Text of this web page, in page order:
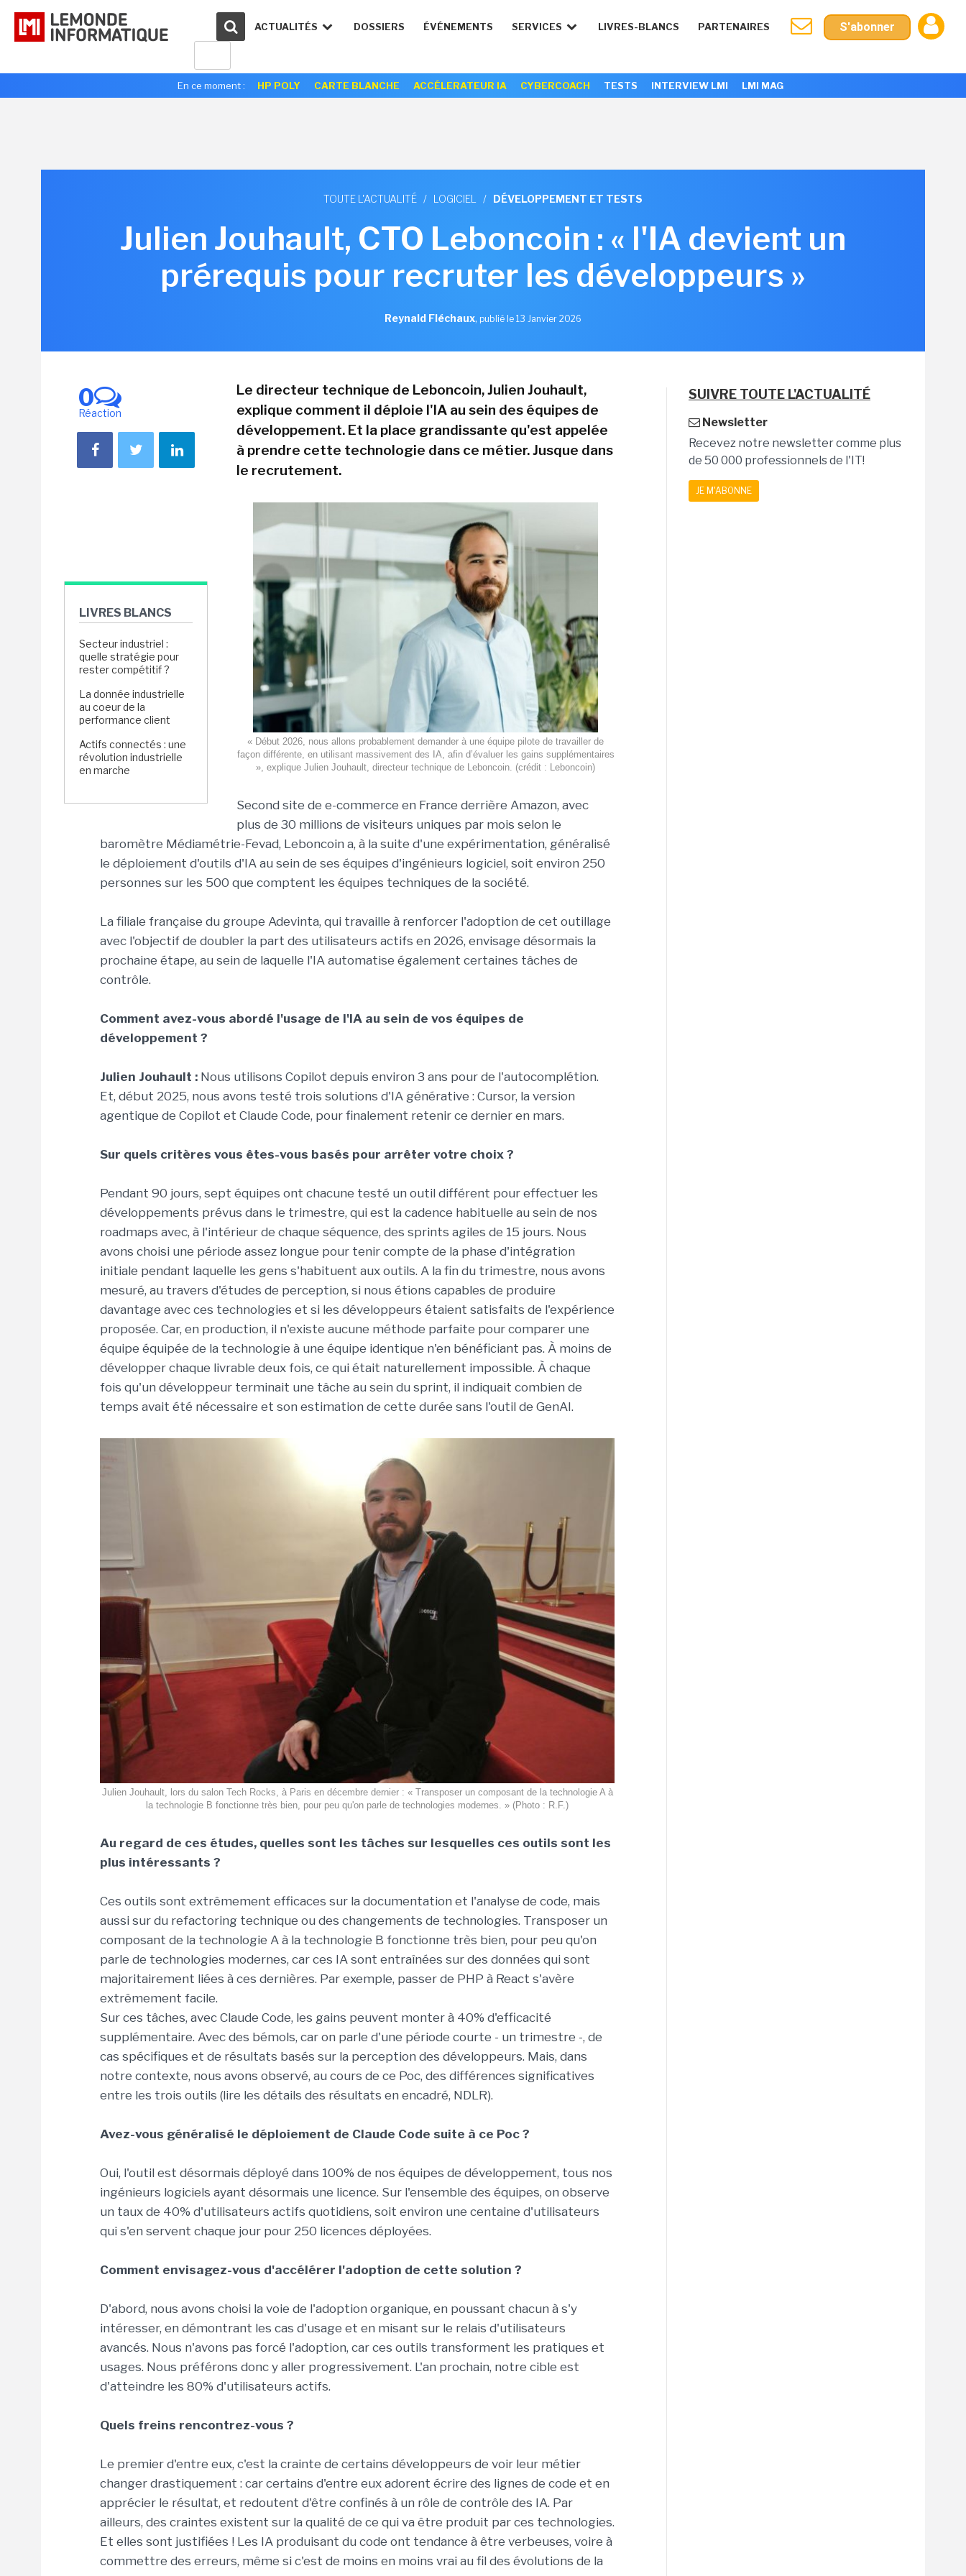
ACTUALITÉS DOSSIERS ÉVÉNEMENTS SERVICES LIVRES-BLANCS PARTENAIRES S'abonner
En ce moment : HP POLY CARTE BLANCHE ACCÉLERATEUR IA CYBERCOACH TESTS INTERVIEW LMI LMI MAG
TOUTE L'ACTUALITÉ / LOGICIEL / DÉVELOPPEMENT ET TESTS
Julien Jouhault, CTO Leboncoin : « l'IA devient un
prérequis pour recruter les développeurs »
Reynald Fléchaux, publié le 13 Janvier 2026
0
Réaction
LIVRES BLANCS
Secteur industriel :
quelle stratégie pour
rester compétitif ?
La donnée industrielle
au coeur de la
performance client
Actifs connectés : une
révolution industrielle
en marche
Le directeur technique de Leboncoin, Julien Jouhault,
explique comment il déploie l'IA au sein des équipes de
développement. Et la place grandissante qu'est appelée
à prendre cette technologie dans ce métier. Jusque dans
le recrutement.
« Début 2026, nous allons probablement demander à une équipe pilote de travailler de
façon différente, en utilisant massivement des IA, afin d’évaluer les gains supplémentaires
», explique Julien Jouhault, directeur technique de Leboncoin. (crédit : Leboncoin)
Second site de e-commerce en France derrière Amazon, avec
plus de 30 millions de visiteurs uniques par mois selon le
baromètre Médiamétrie-Fevad, Leboncoin a, à la suite d'une expérimentation, généralisé
le déploiement d'outils d'IA au sein de ses équipes d'ingénieurs logiciel, soit environ 250
personnes sur les 500 que comptent les équipes techniques de la société.
La filiale française du groupe Adevinta, qui travaille à renforcer l'adoption de cet outillage
avec l'objectif de doubler la part des utilisateurs actifs en 2026, envisage désormais la
prochaine étape, au sein de laquelle l'IA automatise également certaines tâches de
contrôle.
Comment avez-vous abordé l'usage de l'IA au sein de vos équipes de
développement ?
Julien Jouhault : Nous utilisons Copilot depuis environ 3 ans pour de l'autocomplétion.
Et, début 2025, nous avons testé trois solutions d'IA générative : Cursor, la version
agentique de Copilot et Claude Code, pour finalement retenir ce dernier en mars.
Sur quels critères vous êtes-vous basés pour arrêter votre choix ?
Pendant 90 jours, sept équipes ont chacune testé un outil différent pour effectuer les
développements prévus dans le trimestre, qui est la cadence habituelle au sein de nos
roadmaps avec, à l'intérieur de chaque séquence, des sprints agiles de 15 jours. Nous
avons choisi une période assez longue pour tenir compte de la phase d'intégration
initiale pendant laquelle les gens s'habituent aux outils. A la fin du trimestre, nous avons
mesuré, au travers d'études de perception, si nous étions capables de produire
davantage avec ces technologies et si les développeurs étaient satisfaits de l'expérience
proposée. Car, en production, il n'existe aucune méthode parfaite pour comparer une
équipe équipée de la technologie à une équipe identique n'en bénéficiant pas. À moins de
développer chaque livrable deux fois, ce qui était naturellement impossible. À chaque
fois qu'un développeur terminait une tâche au sein du sprint, il indiquait combien de
temps avait été nécessaire et son estimation de cette durée sans l'outil de GenAI.
Julien Jouhault, lors du salon Tech Rocks, à Paris en décembre dernier : « Transposer un composant de la technologie A à
la technologie B fonctionne très bien, pour peu qu'on parle de technologies modernes. » (Photo : R.F.)
Au regard de ces études, quelles sont les tâches sur lesquelles ces outils sont les
plus intéressants ?
Ces outils sont extrêmement efficaces sur la documentation et l'analyse de code, mais
aussi sur du refactoring technique ou des changements de technologies. Transposer un
composant de la technologie A à la technologie B fonctionne très bien, pour peu qu'on
parle de technologies modernes, car ces IA sont entraînées sur des données qui sont
majoritairement liées à ces dernières. Par exemple, passer de PHP à React s'avère
extrêmement facile.
Sur ces tâches, avec Claude Code, les gains peuvent monter à 40% d'efficacité
supplémentaire. Avec des bémols, car on parle d'une période courte - un trimestre -, de
cas spécifiques et de résultats basés sur la perception des développeurs. Mais, dans
notre contexte, nous avons observé, au cours de ce Poc, des différences significatives
entre les trois outils (lire les détails des résultats en encadré, NDLR).
Avez-vous généralisé le déploiement de Claude Code suite à ce Poc ?
Oui, l'outil est désormais déployé dans 100% de nos équipes de développement, tous nos
ingénieurs logiciels ayant désormais une licence. Sur l'ensemble des équipes, on observe
un taux de 40% d'utilisateurs actifs quotidiens, soit environ une centaine d'utilisateurs
qui s'en servent chaque jour pour 250 licences déployées.
Comment envisagez-vous d'accélérer l'adoption de cette solution ?
D'abord, nous avons choisi la voie de l'adoption organique, en poussant chacun à s'y
intéresser, en démontrant les cas d'usage et en misant sur le relais d'utilisateurs
avancés. Nous n'avons pas forcé l'adoption, car ces outils transforment les pratiques et
usages. Nous préférons donc y aller progressivement. L'an prochain, notre cible est
d'atteindre les 80% d'utilisateurs actifs.
Quels freins rencontrez-vous ?
Le premier d'entre eux, c'est la crainte de certains développeurs de voir leur métier
changer drastiquement : car certains d'entre eux adorent écrire des lignes de code et en
apprécier le résultat, et redoutent d'être confinés à un rôle de contrôle des IA. Par
ailleurs, des craintes existent sur la qualité de ce qui va être produit par ces technologies.
Et elles sont justifiées ! Les IA produisant du code ont tendance à être verbeuses, voire à
commettre des erreurs, même si c'est de moins en moins vrai au fil des évolutions de la
SUIVRE TOUTE L'ACTUALITÉ
Newsletter
Recevez notre newsletter comme plus
de 50 000 professionnels de l'IT!
JE M'ABONNE